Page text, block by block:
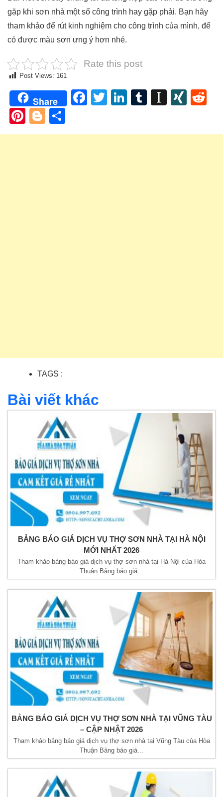
gặp khi sơn nhà một số công trình hay gặp phải. Bạn hãy
tham khảo để rút kinh nghiệm cho công trình của mình, để
có được màu sơn ưng ý hơn nhé.
Rate this post
Post Views: 161
Share Facebook
TwitterLinkedIn
Tumblr
Pinterest
Blogger
TAGS :
Bài viết khác
BẢNG BÁO GIÁ DỊCH VỤ THỢ SƠN NHÀ TẠI HÀ NỘI
MỚI NHẤT 2026
Tham khảo bảng báo giá dịch vụ thợ sơn nhà tại Hà Nội của Hòa
Thuận Bảng báo giá...
BẢNG BÁO GIÁ DỊCH VỤ THỢ SƠN NHÀ TẠI VŨNG TÀU
– CẬP NHẬT 2026
Tham khảo bảng báo giá dịch vụ thợ sơn nhà tại Vũng Tàu của Hòa
Thuận Bảng báo giá...